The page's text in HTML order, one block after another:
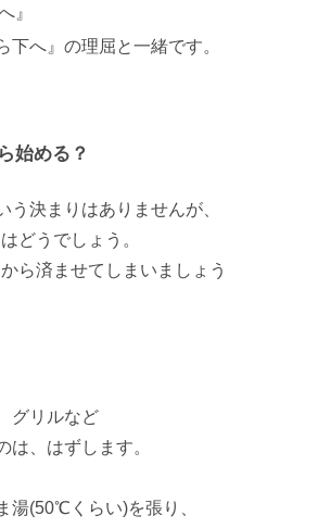
』
下へ』の理屈と一緒です。
始める？
う決まりはありませんが、
どうでしょう。
ら済ませてしまいましょう
グリルなど
は、はずします。
湯(50℃くらい)を張り、